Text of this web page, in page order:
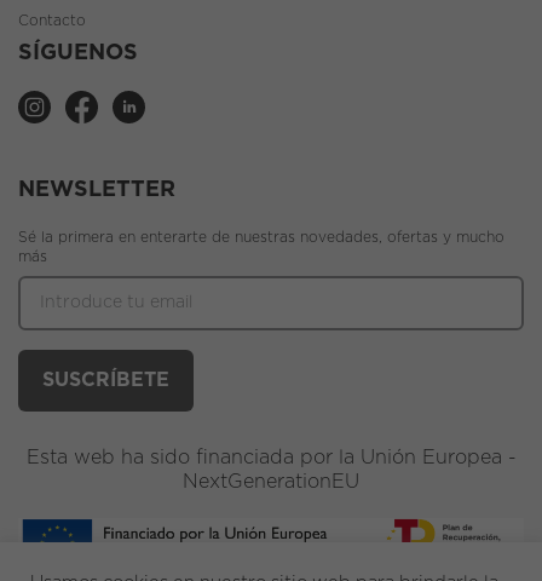
Contacto
SÍGUENOS
NEWSLETTER
Sé la primera en enterarte de nuestras novedades, ofertas y mucho
más
Esta web ha sido financiada por la Unión Europea -
NextGenerationEU